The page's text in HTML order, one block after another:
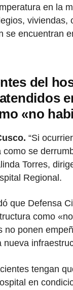
en la
viviendas,
se encuentran
del
«no
“Si
se
Torres,
Regional.
que Defensa
como
no ponen
nueva
tengan
en